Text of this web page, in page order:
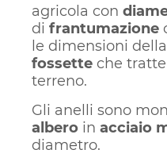
agricola con
di frantumazione
le dimensioni della
fossette che
terreno.
Gli anelli sono
albero in acciaio
diametro.